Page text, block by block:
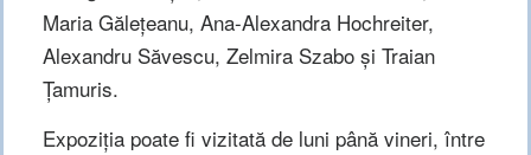
Maria Gălețeanu, Ana-Alexandra Hochreiter,
Alexandru Săvescu, Zelmira Szabo și Traian
Țamuris.
Expoziția poate fi vizitată de luni până vineri, între